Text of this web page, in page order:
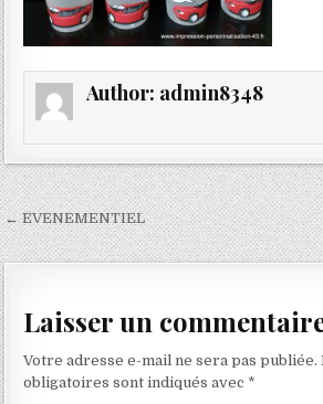
Author: admin8348
Navigation
de
← EVENEMENTIEL
Laisser un
Votre adresse e-mail ne sera pas publiée.
obligatoires sont indiqués avec *